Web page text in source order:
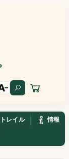
レイル
情報